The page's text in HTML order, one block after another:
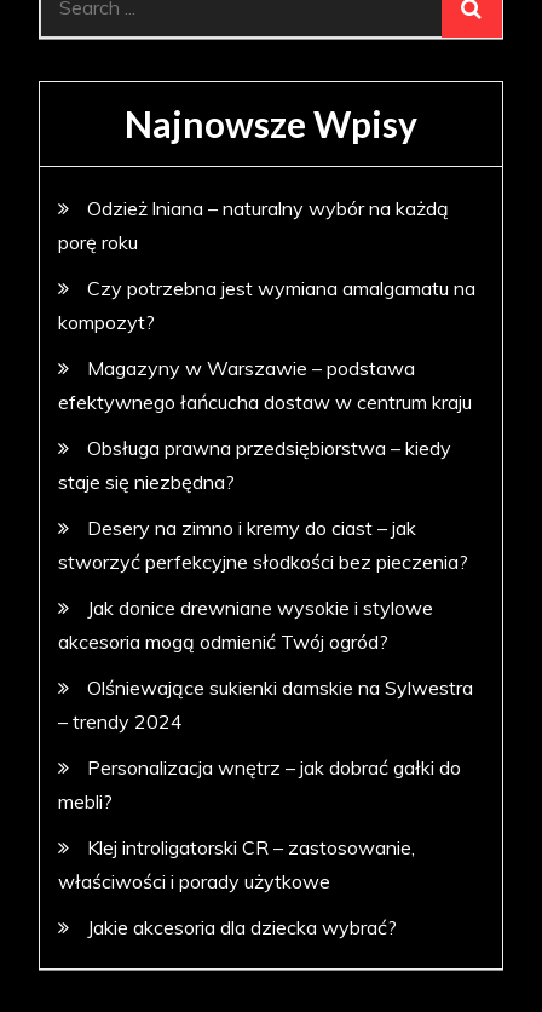
Najnowsze Wpisy
Odzież lniana – naturalny wybór na każdą
porę roku
Czy potrzebna jest wymiana amalgamatu na
kompozyt?
Magazyny w Warszawie – podstawa
efektywnego łańcucha dostaw w centrum kraju
Obsługa prawna przedsiębiorstwa – kiedy
staje się niezbędna?
Desery na zimno i kremy do ciast – jak
stworzyć perfekcyjne słodkości bez pieczenia?
Jak donice drewniane wysokie i stylowe
akcesoria mogą odmienić Twój ogród?
Olśniewające sukienki damskie na Sylwestra
– trendy 2024
Personalizacja wnętrz – jak dobrać gałki do
mebli?
Klej introligatorski CR – zastosowanie,
właściwości i porady użytkowe
Jakie akcesoria dla dziecka wybrać?